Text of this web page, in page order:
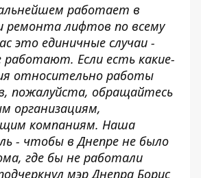
работает в
ремонта лифтов по всему
это единичные случаи -
работают. Если есть какие-
относительно работы
пожалуйста, обращайтесь
организациям,
компаниям. Наша
- чтобы в Днепре не было
где бы не работали
мэр Днепра Борис